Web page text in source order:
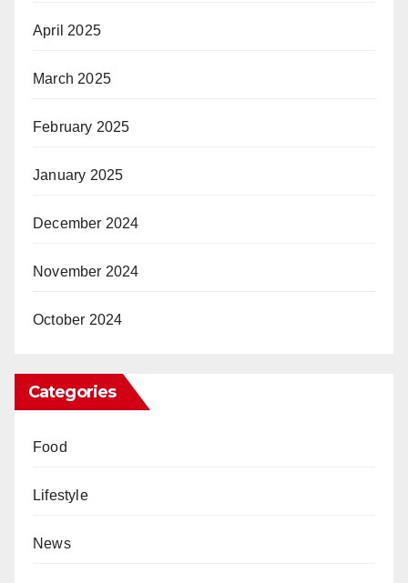
April 2025
March 2025
February 2025
January 2025
December 2024
November 2024
October 2024
Categories
Food
Lifestyle
News